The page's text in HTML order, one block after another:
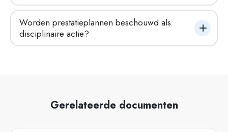
Worden prestatieplannen beschouwd als
disciplinaire actie?
Gerelateerde documenten